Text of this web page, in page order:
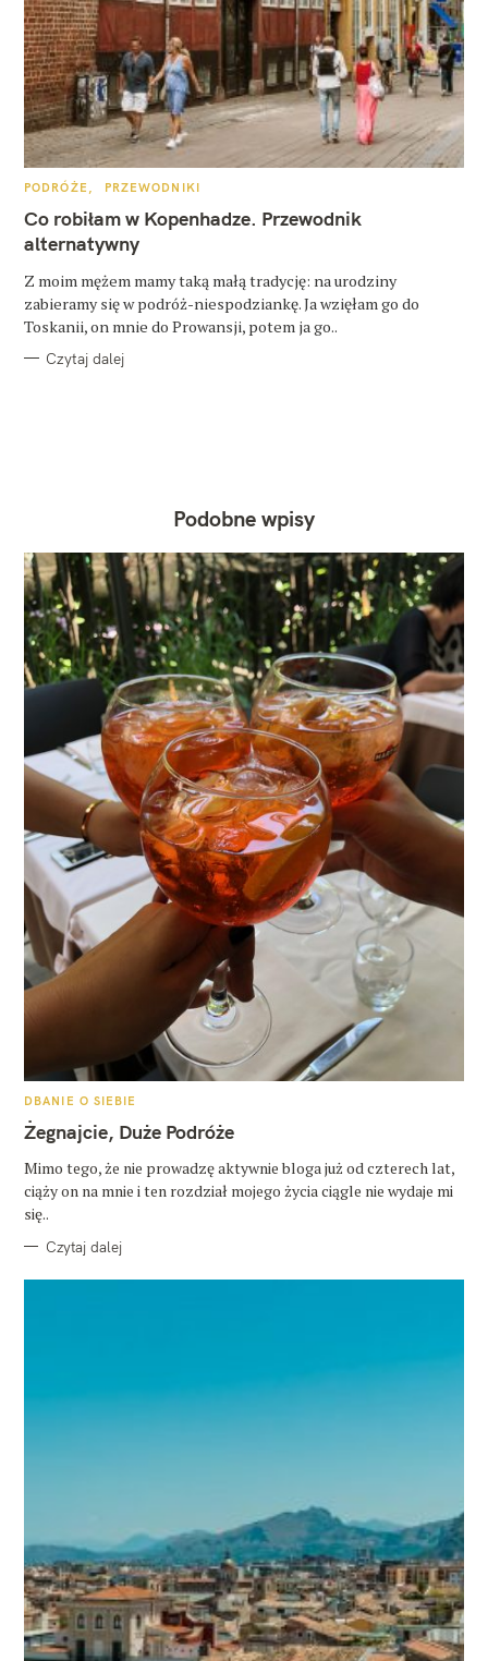
K
T
E
G
O
I
E
PODRÓŻE PRZEWODNIKI
Co robiłam w Kopenhadze. Przewodnik
alternatywny
Z moim mężem mamy taką małą tradycję: na urodziny
zabieramy się w podróż-niespodziankę. Ja wzięłam go do
Toskanii, on mnie do Prowansji, potem ja go..
Czytaj dalej
Podobne wpisy
K
T
E
O
R
I
DBANIE O SIEBIE
Żegnajcie, Duże Podróże
Mimo tego, że nie prowadzę aktywnie bloga już od czterech lat,
ciąży on na mnie i ten rozdział mojego życia ciągle nie wydaje mi
się..
Czytaj dalej